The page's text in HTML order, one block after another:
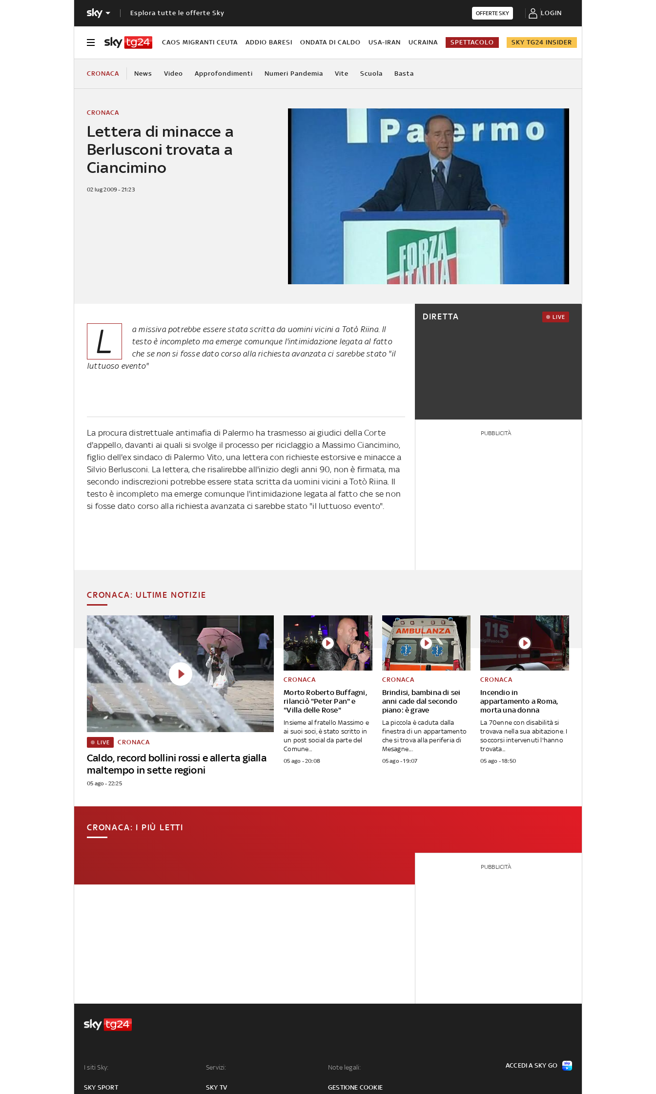
Esplora tutte le offerte Sky OFFERTE SKY LOGIN
CAOS MIGRANTI CEUTA ADDIO BARESI ONDATA DI CALDO USA-IRAN UCRAINA SPETTACOLO SKY TG24 INSIDER
CRONACA News Video Approfondimenti Numeri Pandemia Vite Scuola Basta
Lettera di minacce a
Berlusconi trovata a
Ciancimino
CRONACA
02 lug 2009 - 21:23
L
a missiva potrebbe essere stata scritta da uomini vicini a Totò Riina. Il
testo è incompleto ma emerge comunque l'intimidazione legata al fatto
che se non si fosse dato corso alla richiesta avanzata ci sarebbe stato "il
luttuoso evento"
La procura distrettuale antimafia di Palermo ha trasmesso ai giudici della Corte
d'appello, davanti ai quali si svolge il processo per riciclaggio a Massimo Ciancimino,
figlio dell'ex sindaco di Palermo Vito, una lettera con richieste estorsive e minacce a
Silvio Berlusconi. La lettera, che risalirebbe all'inizio degli anni 90, non è firmata, ma
secondo indiscrezioni potrebbe essere stata scritta da uomini vicini a Totò Riina. Il
testo è incompleto ma emerge comunque l'intimidazione legata al fatto che se non
si fosse dato corso alla richiesta avanzata ci sarebbe stato "il luttuoso evento".
DIRETTA LIVE
PUBBLICITÀ
CRONACA: ULTIME NOTIZIE
Caldo, record bollini rossi e allerta gialla
maltempo in sette regioni
LIVE CRONACA
05 ago - 22:25
Morto Roberto Buffagni,
rilanciò "Peter Pan" e
"Villa delle Rose"
CRONACA
Insieme al fratello Massimo e
ai suoi soci, è stato scritto in
un post social da parte del
Comune...
05 ago - 20:08
Brindisi, bambina di sei
anni cade dal secondo
piano: è grave
CRONACA
La piccola è caduta dalla
finestra di un appartamento
che si trova alla periferia di
Mesagne....
05 ago - 19:07
Incendio in
appartamento a Roma,
morta una donna
CRONACA
La 70enne con disabilità si
trovava nella sua abitazione. I
soccorsi intervenuti l'hanno
trovata...
05 ago - 18:50
CRONACA: I PIÙ LETTI
PUBBLICITÀ
I siti Sky:
SKY SPORT
Servizi:
SKY TV
Note legali:
GESTIONE COOKIE
ACCEDI A SKY GO